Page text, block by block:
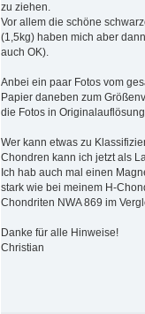
zu ziehen.
Vor allem die schöne
(1,5kg) haben mich aber
auch OK).
Anbei ein paar Fotos vom
Papier daneben zum
die Fotos in
Wer kann etwas zu
Chondren kann ich jetzt als
Ich hab auch mal einen
stark wie bei meinem H-
Chondriten NWA 869 im
Danke für alle Hinweise!
Christian